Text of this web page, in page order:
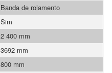
Banda de rolamento
Sim
2 400 mm
3692 mm
800 mm